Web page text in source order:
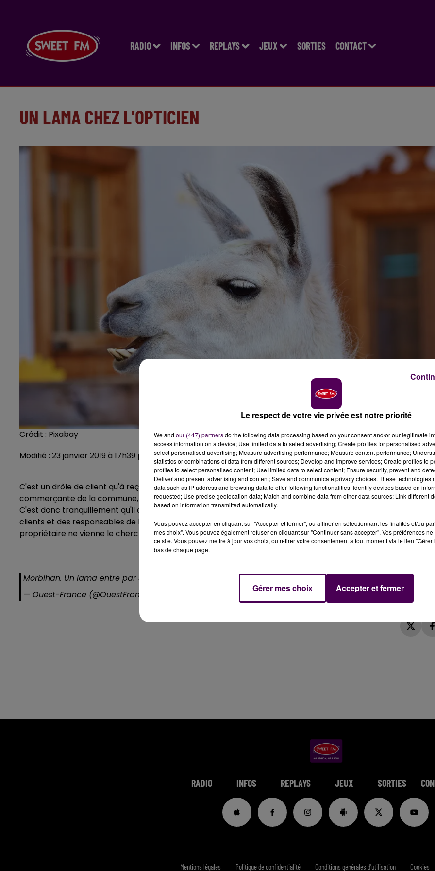
RADIO INFOS REPLAYS JEUX SORTIES CONTACT
UN LAMA CHEZ L'OPTICIEN
Crédit : Pixabay
Modifié : 23 janvier 2019 à 17h39 par Kyel
C'est un drôle de client qu'à reçu un opticien d'Hennebont dans le Morbihan. Un lama errait dans une rue
commerçante de la commune, lorsqu'il s'est dirigé devant les portes automatiques de ce vendeur de
C'est donc tranquillement qu'il a pu franchir les 2 portes en verre de l'établissement sous les yeux médusés
clients et des responsables de la boutique. L'animal est resté sur place près d'une demi-heure avant que le
propriétaire ne vienne le chercher.
Morbihan. Un lama entre par surprise chez un opticien https://t.co/7xpTsZSoOn
— Ouest-France (@OuestFrance)
RADIO INFOS REPLAYS JEUX SORTIES
Mentions légales Politique de confidentialité Conditions générales d'utilisation Cookies
Le respect de votre vie privée est notre priorité
We and our (447) partnersdo the following data processing based on your consent and/or our legitimate
access information on a device; Use limited data to select advertising; Create profiles for personalised
select personalised advertising; Measure advertising performance; Measure content performance;
statistics or combinations of data from different sources; Develop and improve services; Create profiles to
profiles to select personalised content; Use limited data to select content; Ensure security, prevent and
Deliver and present advertising and content; Save and communicate privacy choices. These technologies
data such as IP address and browsing data to offer following functionalities: Identify devices based on
requested; Use precise geolocation data; Match and combine data from other data sources; Link different
based on information transmitted automatically.
Vous pouvez accepter en cliquant sur "Accepter et fermer", ou affiner en sélectionnant les finalités et/ou
mes choix". Vous pouvez également refuser en cliquant sur "Continuer sans accepter". Vos préférences
ce site. Vous pouvez mettre à jour vos choix, ou retirer votre consentement à tout moment via le lien
bas de chaque page.
Gérer mes choix Accepter et fermer